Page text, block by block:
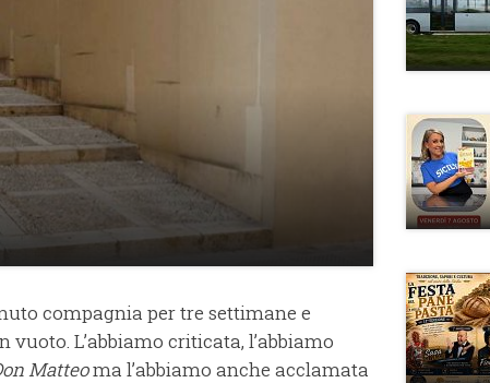
compagnia per tre settimane e
L’abbiamo criticata, l’abbiamo
Matteoma l’abbiamo anche acclamata